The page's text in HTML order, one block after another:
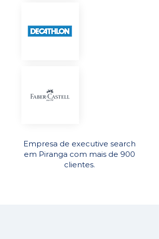
Empresa de executive search
em Piranga com mais de 900
clientes.